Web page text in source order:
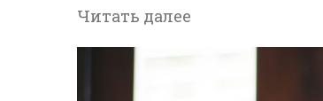
Читать далее